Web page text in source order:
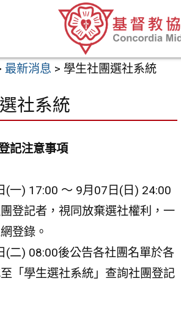
最新消息 > 學生社團選社系統
社系統
記注意事項
(一) 17:00 ～ 9月07日(日) 24:00
登記者，視同放棄選社權利，一
登錄。
(二) 08:00後公告各社團名單於各
「學生選社系統」查詢社團登記